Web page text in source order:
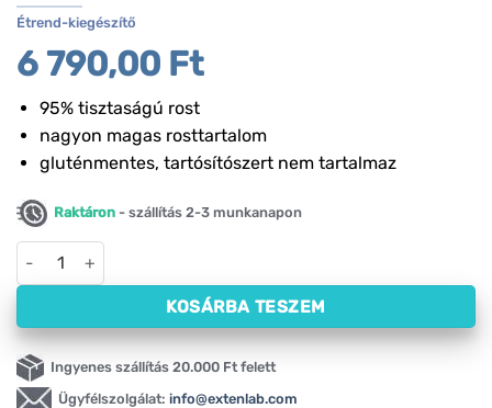
Étrend-kiegészítő
6 790,00 Ft
95% tisztaságú rost
nagyon magas rosttartalom
gluténmentes, tartósítószert nem tartalmaz
Raktáron - szállítás 2-3 munkanapon
Psyllium – útifűmaghéj 95% HiFOOD (500 g) mennyiség
KOSÁRBA TESZEM
Ingyenes szállítás 20.000 Ft felett
Ügyfélszolgálat: info@extenlab.com